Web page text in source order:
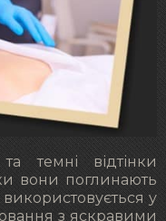
темні відтінки
вони поглинають
використовується у
з яскравими